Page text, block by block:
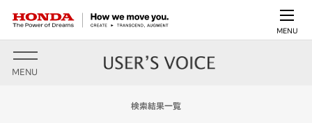
MENU
MENU
検索結果一覧